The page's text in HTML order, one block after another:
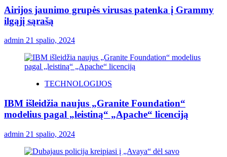
Airijos jaunimo grupės virusas patenka į Grammy
ilgąjį sąrašą
admin 21 spalio, 2024
TECHNOLOGIJOS
IBM išleidžia naujus „Granite Foundation“
modelius pagal „leistiną“ „Apache“ licenciją
admin 21 spalio, 2024